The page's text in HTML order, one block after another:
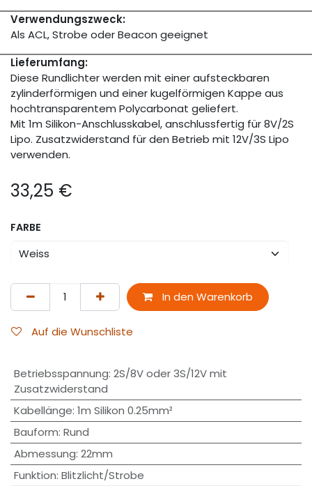
Verwendungszweck:
Als ACL, Strobe oder Beacon geeignet
Lieferumfang:
Diese Rundlichter werden mit einer aufsteckbaren
zylinderförmigen und einer kugelförmigen Kappe aus
hochtransparentem Polycarbonat geliefert.
Mit 1m Silikon-Anschlusskabel, anschlussfertig für 8V/2S
Lipo. Zusatzwiderstand für den Betrieb mit 12V/3S Lipo
verwenden.
33,25 €
FARBE
In den Warenkorb
Auf die Wunschliste
Betriebsspannung: 2S/8V oder 3S/12V mit
Zusatzwiderstand
Kabellänge: 1m Silikon 0.25mm²
Bauform: Rund
Abmessung: 22mm
Funktion: Blitzlicht/Strobe